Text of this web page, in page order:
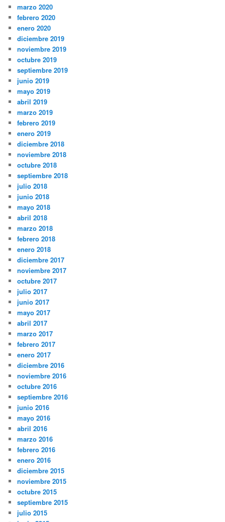
marzo 2020
febrero 2020
enero 2020
diciembre 2019
noviembre 2019
octubre 2019
septiembre 2019
junio 2019
mayo 2019
abril 2019
marzo 2019
febrero 2019
enero 2019
diciembre 2018
noviembre 2018
octubre 2018
septiembre 2018
julio 2018
junio 2018
mayo 2018
abril 2018
marzo 2018
febrero 2018
enero 2018
diciembre 2017
noviembre 2017
octubre 2017
julio 2017
junio 2017
mayo 2017
abril 2017
marzo 2017
febrero 2017
enero 2017
diciembre 2016
noviembre 2016
octubre 2016
septiembre 2016
junio 2016
mayo 2016
abril 2016
marzo 2016
febrero 2016
enero 2016
diciembre 2015
noviembre 2015
octubre 2015
septiembre 2015
julio 2015